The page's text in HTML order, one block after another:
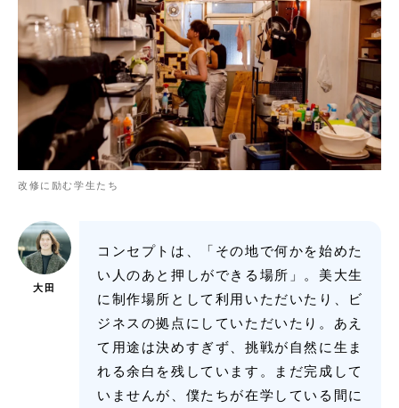
改修に励む学生たち
大田
コンセプトは、「その地で何かを始めた
い人のあと押しができる場所」。美大生
に制作場所として利用いただいたり、ビ
ジネスの拠点にしていただいたり。あえ
て用途は決めすぎず、挑戦が自然に生ま
れる余白を残しています。まだ完成して
いませんが、僕たちが在学している間に